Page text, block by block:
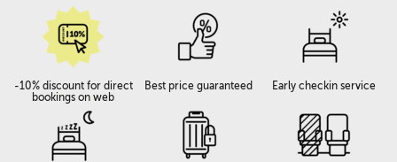
-10% discount for direct
bookings on web
Best price guaranteed Early checkin service